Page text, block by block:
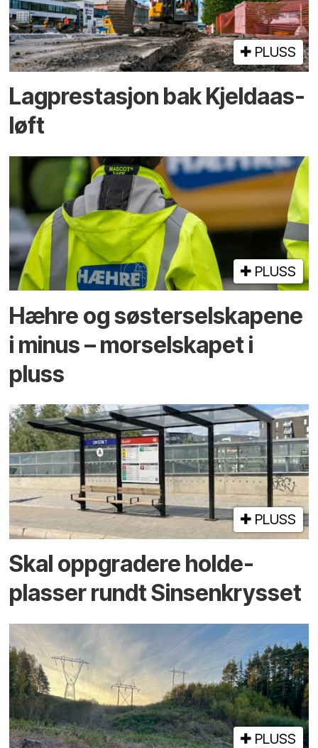
PLUSS
Lagprestasjon bak Kjeldaas-
løft
PLUSS
Hæhre og søster­selskapene
i minus – mor­selskapet i
pluss
PLUSS
Skal oppgradere holde­
plasser rundt Sinsenkrysset
PLUSS